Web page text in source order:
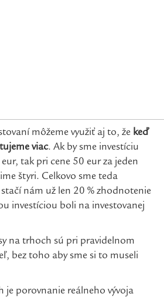
môžeme využiť aj to, že keď
viac. Ak by sme investíciu
tak pri cene 50 eur za jeden
štyri. Celkovo sme teda
nám už len 20 % zhodnotenie
investíciou boli na investovanej
na trhoch sú pri pravidelnom
bez toho aby sme si to museli
je porovnanie reálneho vývoja